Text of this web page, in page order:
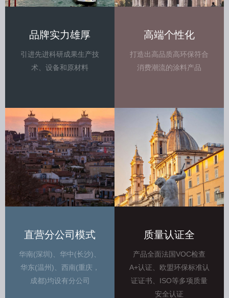
品牌实力雄厚
引进先进科研成果生产技
术、设备和原材料
高端个性化
打造出高品质高环保符合
消费潮流的涂料产品
直营分公司模式
华南(深圳)、华中(长沙)、
华东(温州)、西南(重庆，
成都)均设有分公司
质量认证全
产品全面法国VOC检查
A+认证、欧盟环保标准认
证证书、ISO等多项质量
安全认证